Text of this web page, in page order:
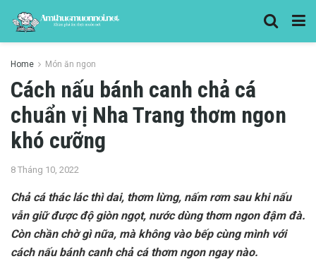
Home Món ăn ngon
Cách nấu bánh canh chả cá
chuẩn vị Nha Trang thơm ngon
khó cưỡng
8 Tháng 10, 2022
Chả cá thác lác thì dai, thơm lừng, nấm rơm sau khi nấu
vẫn giữ được độ giòn ngọt, nước dùng thơm ngon đậm đà.
Còn chần chờ gì nữa, mà không vào bếp cùng mình với
cách nấu bánh canh chả cá thơm ngon ngay nào.